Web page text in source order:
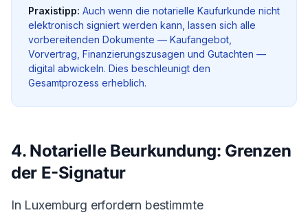
Praxistipp: Auch wenn die notarielle Kaufurkunde nicht
elektronisch signiert werden kann, lassen sich alle
vorbereitenden Dokumente — Kaufangebot,
Vorvertrag, Finanzierungszusagen und Gutachten —
digital abwickeln. Dies beschleunigt den
Gesamtprozess erheblich.
4. Notarielle Beurkundung: Grenzen
der E-Signatur
In Luxemburg erfordern bestimmte